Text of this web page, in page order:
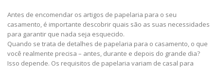
Antes de encomendar os artigos de papelaria para o seu
casamento, é importante descobrir quais são as suas necessidades
para garantir que nada seja esquecido.
Quando se trata de detalhes de papelaria para o casamento, o que
você realmente precisa – antes, durante e depois do grande dia?
Isso depende. Os requisitos de papelaria variam de casal para